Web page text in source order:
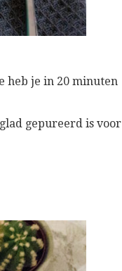
heb je in 20 minuten
gepureerd is voor